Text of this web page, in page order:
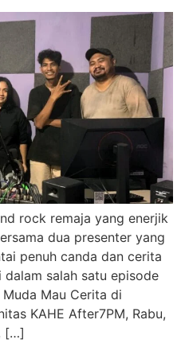
rock remaja yang enerjik
dua presenter yang
penuh canda dan cerita
salah satu episode
Mau Cerita di
KAHE After7PM, Rabu,
[…]